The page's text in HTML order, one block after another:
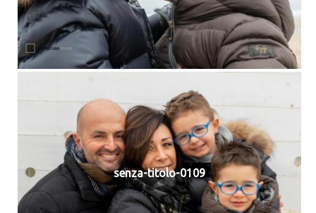
senza-titolo-0109